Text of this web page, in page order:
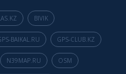
BIVIK
BAIKAL.RU GPS-CLUB.KZ
N39MAP.RU OSM